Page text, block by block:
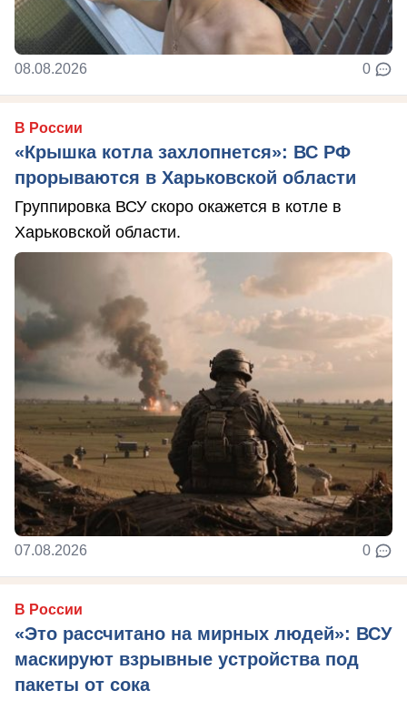
08.08.2026 0
В России
«Крышка котла захлопнется»: ВС РФ
прорываются в Харьковской области
Группировка ВСУ скоро окажется в котле в
Харьковской области.
07.08.2026 0
В России
«Это рассчитано на мирных людей»: ВСУ
маскируют взрывные устройства под
пакеты от сока